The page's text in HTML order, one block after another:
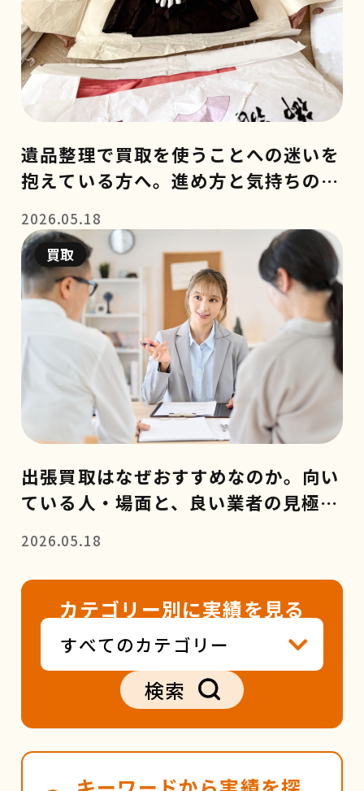
遺品整理で買取を使うことへの迷いを
抱えている方へ。進め方と気持ちの整
2026.05.18
買取
出張買取はなぜおすすめなのか。向い
ている人・場面と、良い業者の見極め
2026.05.18
カテゴリー別に実績を見る
検索